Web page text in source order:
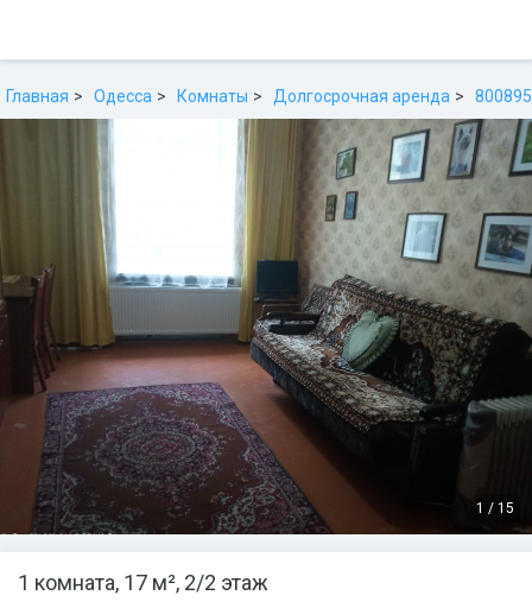
Главная Одесса Комнаты Долгосрочная аренда 800895
1 / 15
1 комната, 17 м², 2/2 этаж